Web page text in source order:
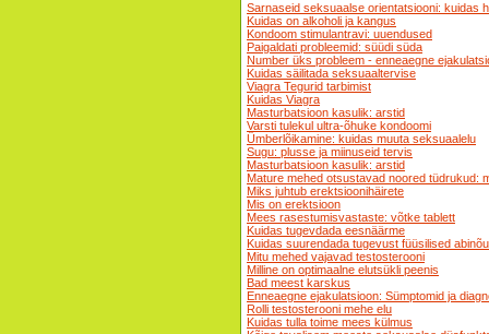
Sarnaseid seksuaalse orientatsiooni: kuidas
Kuidas on alkoholi ja kangus
Kondoom stimulantravi: uuendused
Paigaldati probleemid: süüdi süda
Number üks probleem - enneaegne
Kuidas säilitada seksuaaltervise
Viagra Tegurid tarbimist
Kuidas Viagra
Masturbatsioon kasulik: arstid
Varsti tulekul ultra-õhuke kondoomi
Ümberlõikamine: kuidas muuta seksuaalelu
Sugu: plusse ja miinuseid tervis
Masturbatsioon kasulik: arstid
Mature mehed otsustavad noored tüdrukud:
Miks juhtub erektsioonihäirete
Mis on erektsioon
Mees rasestumisvastaste: võtke tablett
Kuidas tugevdada eesnäärme
Kuidas suurendada tugevust füüsilised
Mitu mehed vajavad testosterooni
Milline on optimaalne elutsükli peenis
Bad meest karskus
Enneaegne ejakulatsioon: Sümptomid ja
Rolli testosterooni mehe elu
Kuidas tulla toime mees külmus